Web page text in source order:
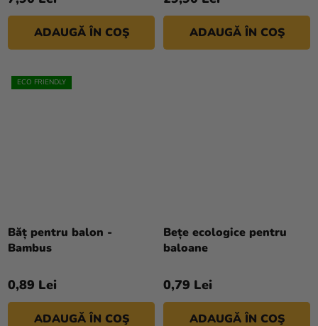
ADAUGĂ ÎN COŞ ADAUGĂ ÎN COŞ
ECO FRIENDLY
Băț pentru balon -
Bambus
0,89 Lei
ADAUGĂ ÎN COŞ
Bețe ecologice pentru
baloane
0,79 Lei
ADAUGĂ ÎN COŞ